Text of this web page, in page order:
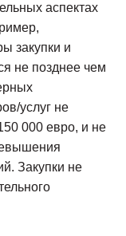
аспектах
закупки и
не позднее чем
услуг не
000 евро, и не
Закупки не